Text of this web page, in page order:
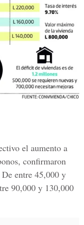
el aumento a
confirmaron
entre 45,000 y
90,000 y 130,000